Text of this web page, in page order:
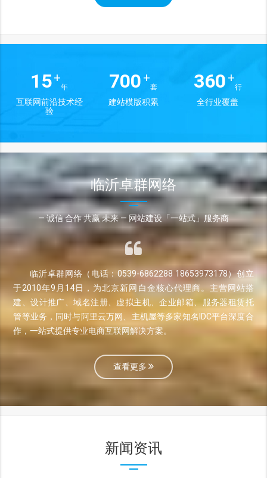
15+
年
互联网前沿技术经
验
700 +
套
建站模版积累
360 +
行
全行业覆盖
临沂卓群网络
— 诚信 合作 共赢 未来 — 网站建设「一站式」服务商
临沂卓群网络（电话：0539-6862288 18653973178）创立
于2010年9月14日，为北京新网白金核心代理商。主营网站搭
建、设计推广、域名注册、虚拟主机、企业邮箱、服务器租赁托
管等业务，同时与阿里云万网、主机屋等多家知名IDC平台深度合
作，一站式提供专业电商互联网解决方案。
查看更多
新闻资讯